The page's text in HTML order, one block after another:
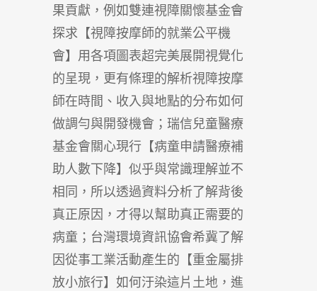
果貢獻，例如雙連視障關懷基金會
探求【視障按摩師的就業公平機
會】用各項圖表超完美展開視覺化
的呈現，更有條理的解析視障按摩
師在時間、收入與地點的分布如何
做調勻與開發機會；瑞信兒童醫療
基金會關心現行【病童申請醫療補
助人數下降】似乎與常識理解並不
相同，所以透過資料分析了解背後
真正原因，才得以幫助真正需要的
病童；台灣環境資訊協會希冀了解
因從事工業活動產生的【重金屬排
放小旅行】如何汙染這片土地，進